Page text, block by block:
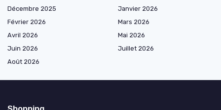
Décembre 2025
Janvier 2026
Février 2026
Mars 2026
Avril 2026
Mai 2026
Juin 2026
Juillet 2026
Août 2026